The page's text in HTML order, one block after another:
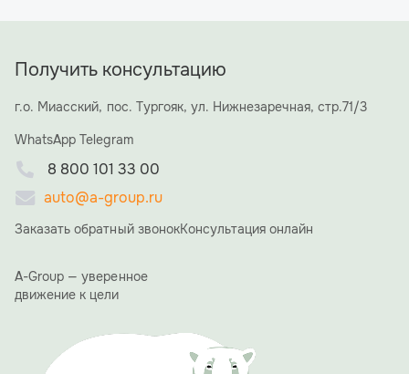
Получить консультацию
8 800 101 33 00
auto@a-group.ru
г.о. Миасский, пос. Тургояк, ул. Нижнезаречная, стр.71/3
WhatsApp Telegram
Заказать обратный звонокКонсультация онлайн
A-Group — уверенное
движение к цели